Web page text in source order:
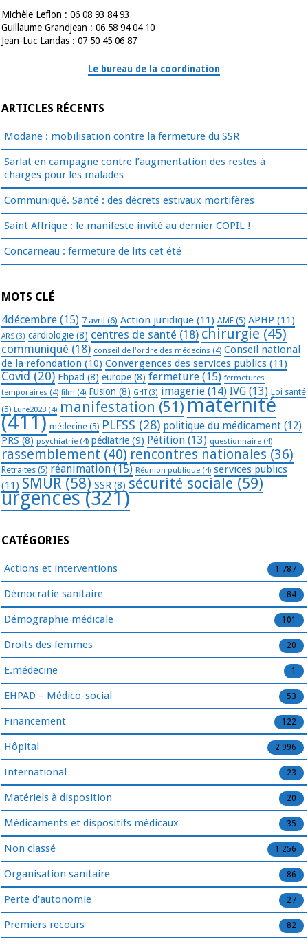
Michèle Leflon : 06 08 93 84 93
Guillaume Grandjean : 06 58 94 04 10
Jean-Luc Landas : 07 50 45 06 87
Le bureau de la coordination
ARTICLES RÉCENTS
Modane : mobilisation contre la fermeture du SSR
Sarlat en campagne contre l’augmentation des restes à
charges pour les malades
Communiqué. Santé : des décrets estivaux mortifères
Saint Affrique : le manifeste invité au dernier COPIL !
Concarneau : fermeture de lits cet été
MOTS CLÉ
4décembre (15) 7 avril (6) Action juridique (11) AME (5) APHP (11)
ARS (3) cardiologie (8) centres de santé (18) chirurgie (45)
communiqué (18) conseil de l'ordre des médecins (4) Conseil national
de la refondation (10) Convergences des services publics (11)
Covid (20) Ehpad (8) europe (8) fermeture (15) fermetures
temporaires (4) film (4) Fusion (8) GHT(3) imagerie (14) IVG (13) Loi santé
(5) Lure2023 (4) manifestation (51) maternité
(411) médecine (5) PLFSS (28) politique du médicament (12)
PRS (8) psychiatrie (4) pédiatrie (9) Pétition (13) questionnaire (4)
rassemblement (40) rencontres nationales (36)
Retraites (5) réanimation (15) Réunion publique (4) services publics
(11) SMUR (58) SSR (8) sécurité sociale (59)
urgences(321)
CATÉGORIES
Actions et interventions 1 787
Démocratie sanitaire 84
Démographie médicale 101
Droits des femmes 20
E.médecine 1
EHPAD – Médico-social 53
Financement 122
Hôpital 2 996
International 23
Matériels à disposition 20
Médicaments et dispositifs médicaux 35
Non classé 1 256
Organisation sanitaire 86
Perte d'autonomie 27
Premiers recours 82